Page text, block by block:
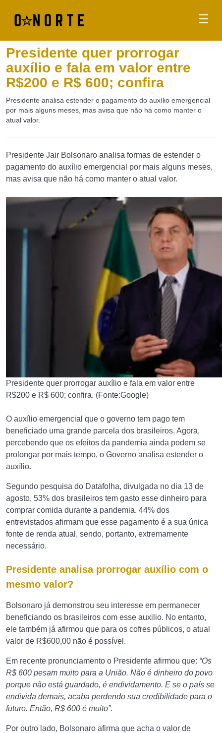
Presidente quer prorrogar
auxílio e fala em valor entre
R$200 e R$ 600; confira
Presidente analisa estender o pagamento do auxílio emergencial
por mais alguns meses, mas avisa que não há como manter o
atual valor.
Presidente Jair Bolsonaro analisa formas de estender o
pagamento do auxílio emergencial por mais alguns meses,
mas avisa que não há como manter o atual valor.
Presidente quer prorrogar auxílio e fala em valor entre
R$200 e R$ 600; confira. (Fonte:Google)
O auxílio emergencial que o governo tem pago tem
beneficiado uma grande parcela dos brasileiros. Agora,
percebendo que os efeitos da pandemia ainda podem se
prolongar por mais tempo, o Governo analisa estender o
auxílio.
Segundo pesquisa do Datafolha, divulgada no dia 13 de
agosto, 53% dos brasileiros tem gasto esse dinheiro para
comprar comida durante a pandemia. 44% dos
entrevistados afirmam que esse pagamento é a sua única
fonte de renda atual, sendo, portanto, extremamente
necessário.
Presidente analisa prorrogar auxílio com o
mesmo valor?
Bolsonaro já demonstrou seu interesse em permanecer
beneficiando os brasileiros com esse auxilio. No entanto,
ele também já afirmou que para os cofres públicos, o atual
valor de R$600,00 não é possível.
Em recente pronunciamento o Presidente afirmou que: “Os
R$ 600 pesam muito para a União. Não é dinheiro do povo
porque não está guardado, é endividamento. E se o país se
endivida demais, acaba perdendo sua credibilidade para o
futuro. Então, R$ 600 é muito”.
Por outro lado, Bolsonaro afirma que acha o valor de